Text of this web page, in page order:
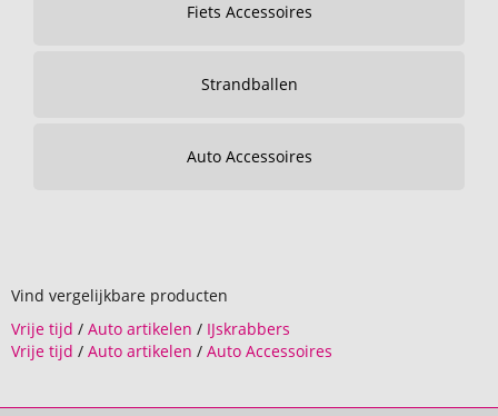
Fiets Accessoires
Strandballen
Auto Accessoires
Vind vergelijkbare producten
Vrije tijd / Auto artikelen / IJskrabbers
Vrije tijd / Auto artikelen / Auto Accessoires